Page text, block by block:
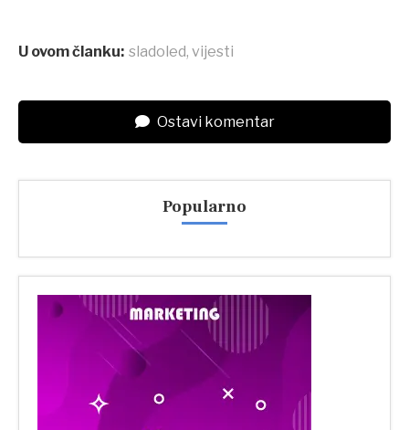
U ovom članku: sladoled, vijesti
Ostavi komentar
Popularno